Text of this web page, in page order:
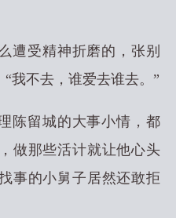
遭受精神折磨的，张别
我不去，谁爱去谁去。”
陈留城的大事小情，都
做那些活计就让他心头
事的小舅子居然还敢拒